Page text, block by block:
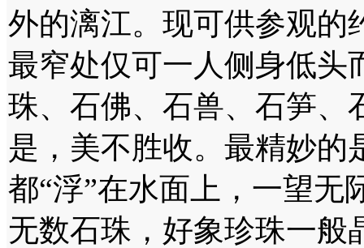
外的漓江。现可供参观的
最窄处仅可一人侧身低头
珠、石佛、石兽、石笋、
是，美不胜收。最精妙的
都“浮”在水面上，一望无
无数石珠，好象珍珠一般